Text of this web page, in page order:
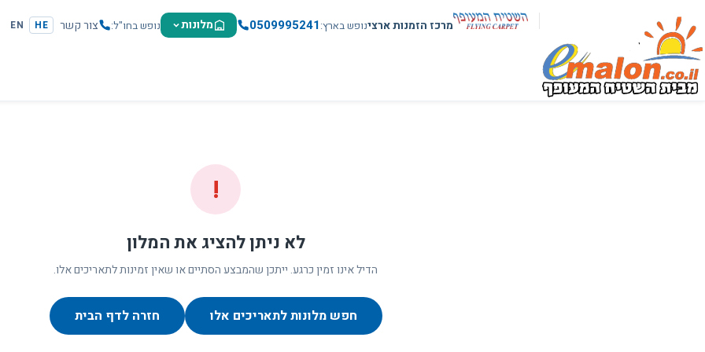
מרכז הזמנות ארצינופש בארץ 0509995241 מלונות נופש בחו"ל צור קשר HE
EN
!
לא ניתן להציג את המלון
הדיל אינו זמין כרגע. ייתכן שהמבצע הסתיים או שאין זמינות לתאריכים אלו.
חפש מלונות לתאריכים אלו חזרה לדף הבית